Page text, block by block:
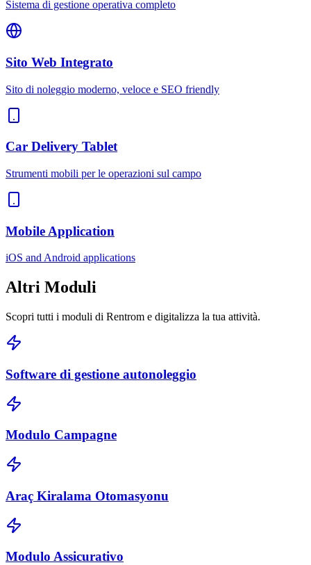
Sistema di gestione operativa completo
Sito Web Integrato
Sito di noleggio moderno, veloce e SEO friendly
Car Delivery Tablet
Strumenti mobili per le operazioni sul campo
Mobile Application
iOS and Android applications
Altri Moduli
Scopri tutti i moduli di Rentrom e digitalizza la tua attività.
Software di gestione autonoleggio
Modulo Campagne
Araç Kiralama Otomasyonu
Modulo Assicurativo